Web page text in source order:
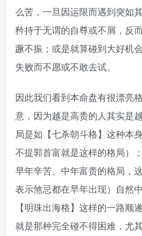
么苦，一旦因运限而遇到突如
矜持于无谓的自尊或不屑，反
蹶不振；或是就算碰到大好机
失败而不愿或不敢去试。
因此我们看到本命盘有很漂亮
意，因为越是高贵的人其实是
局是如【七杀朝斗格】这种本
不提郭首富就是这样的格局）
早年辛苦、中年富贵的格局，
表示煞忌都在早年出现）自然
【明珠出海格】这样的一路顺
就是那种完全碰不得困难，尤